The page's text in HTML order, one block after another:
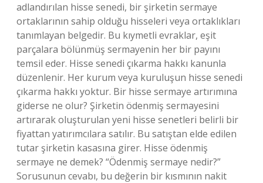
adlandırılan hisse senedi, bir şirketin sermaye
ortaklarının sahip olduğu hisseleri veya ortaklıkları
tanımlayan belgedir. Bu kıymetli evraklar, eşit
parçalara bölünmüş sermayenin her bir payını
temsil eder. Hisse senedi çıkarma hakkı kanunla
düzenlenir. Her kurum veya kuruluşun hisse senedi
çıkarma hakkı yoktur. Bir hisse sermaye artırımına
giderse ne olur? Şirketin ödenmiş sermayesini
artırarak oluşturulan yeni hisse senetleri belirli bir
fiyattan yatırımcılara satılır. Bu satıştan elde edilen
tutar şirketin kasasına girer. Hisse ödenmiş
sermaye ne demek? “Ödenmiş sermaye nedir?”
Sorusunun cevabı, bu değerin bir kısmının nakit